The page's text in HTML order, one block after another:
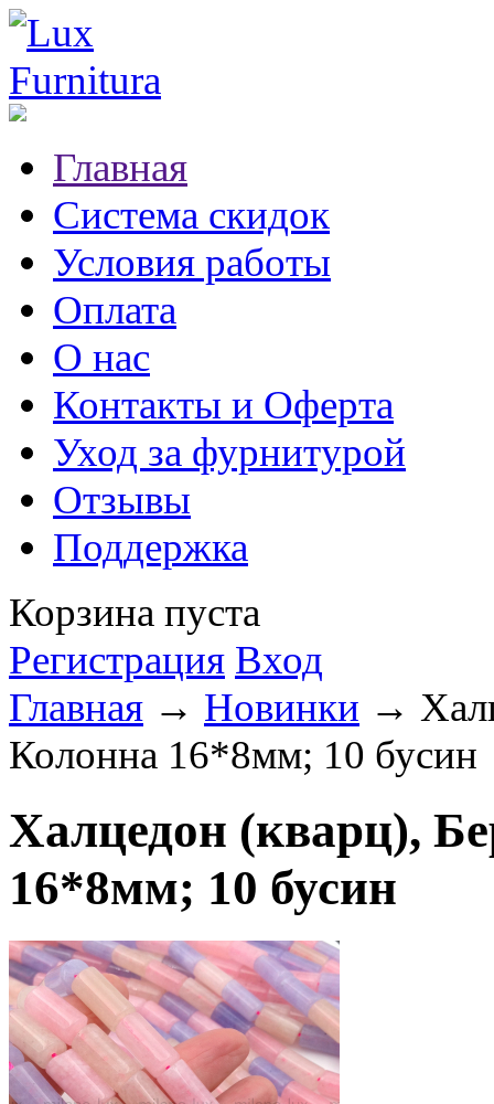
Главная
Система скидок
Условия работы
Оплата
О нас
Контакты и Оферта
Уход за фурнитурой
Отзывы
Поддержка
Корзина пуста
Регистрация Вход
Главная → Новинки →
Колонна 16*8мм; 10 бусин
Халцедон (кварц),
16*8мм; 10 бусин